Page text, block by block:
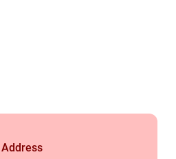
Address